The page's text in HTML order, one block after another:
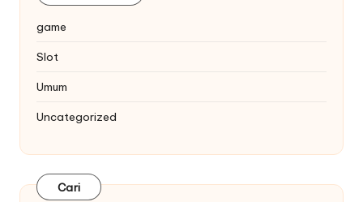
game
Slot
Umum
Uncategorized
Cari